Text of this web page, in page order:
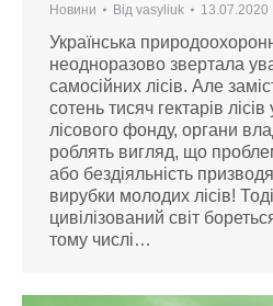
Новини Від vasyliuk 13.07.2020
Українська
неодноразово звертала
самосійних лісів. Але
сотень тисяч гектарів
лісового фонду, органи
роблять вигляд, що
або бездіяльність
вирубки молодих лісів!
цивілізований світ
тому числі…